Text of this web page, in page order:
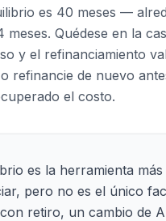
es 40 meses —
meses. Quédese en la
y el refinanciamiento
refinancie de nuevo
el costo.
es la herramienta
pero no es el único
retiro, un cambio de